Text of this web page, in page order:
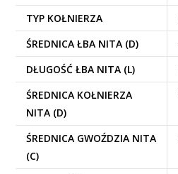
TYP KOŁNIERZA
ŚREDNICA ŁBA NITA (D)
DŁUGOŚĆ ŁBA NITA (L)
ŚREDNICA KOŁNIERZA
NITA (D)
ŚREDNICA GWOŹDZIA NITA
(C)